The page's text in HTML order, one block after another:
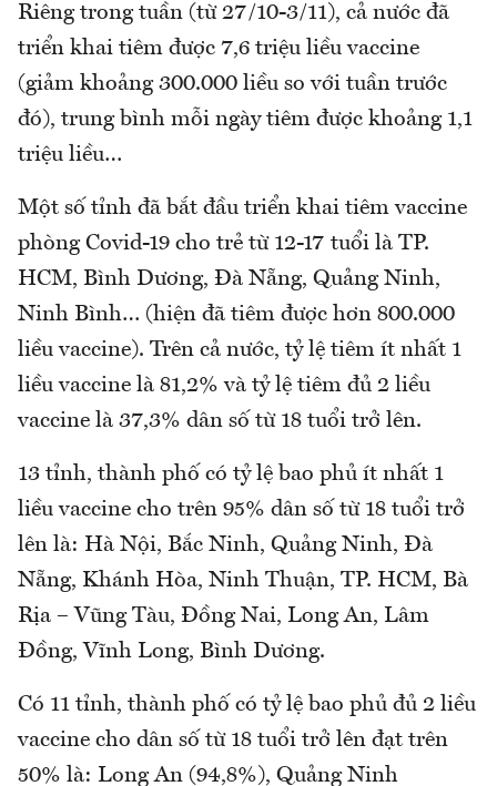
Riêng trong tuần (từ 27/10-3/11), cả nước đã
triển khai tiêm được 7,6 triệu liều vaccine
(giảm khoảng 300.000 liều so với tuần trước
đó), trung bình mỗi ngày tiêm được khoảng 1,1
triệu liều…
Một số tỉnh đã bắt đầu triển khai tiêm vaccine
phòng Covid-19 cho trẻ từ 12-17 tuổi là TP.
HCM, Bình Dương, Đà Nẵng, Quảng Ninh,
Ninh Bình… (hiện đã tiêm được hơn 800.000
liều vaccine). Trên cả nước, tỷ lệ tiêm ít nhất 1
liều vaccine là 81,2% và tỷ lệ tiêm đủ 2 liều
vaccine là 37,3% dân số từ 18 tuổi trở lên.
13 tỉnh, thành phố có tỷ lệ bao phủ ít nhất 1
liều vaccine cho trên 95% dân số từ 18 tuổi trở
lên là: Hà Nội, Bắc Ninh, Quảng Ninh, Đà
Nẵng, Khánh Hòa, Ninh Thuận, TP. HCM, Bà
Rịa – Vũng Tàu, Đồng Nai, Long An, Lâm
Đồng, Vĩnh Long, Bình Dương.
Có 11 tỉnh, thành phố có tỷ lệ bao phủ đủ 2 liều
vaccine cho dân số từ 18 tuổi trở lên đạt trên
50% là: Long An (94,8%), Quảng Ninh